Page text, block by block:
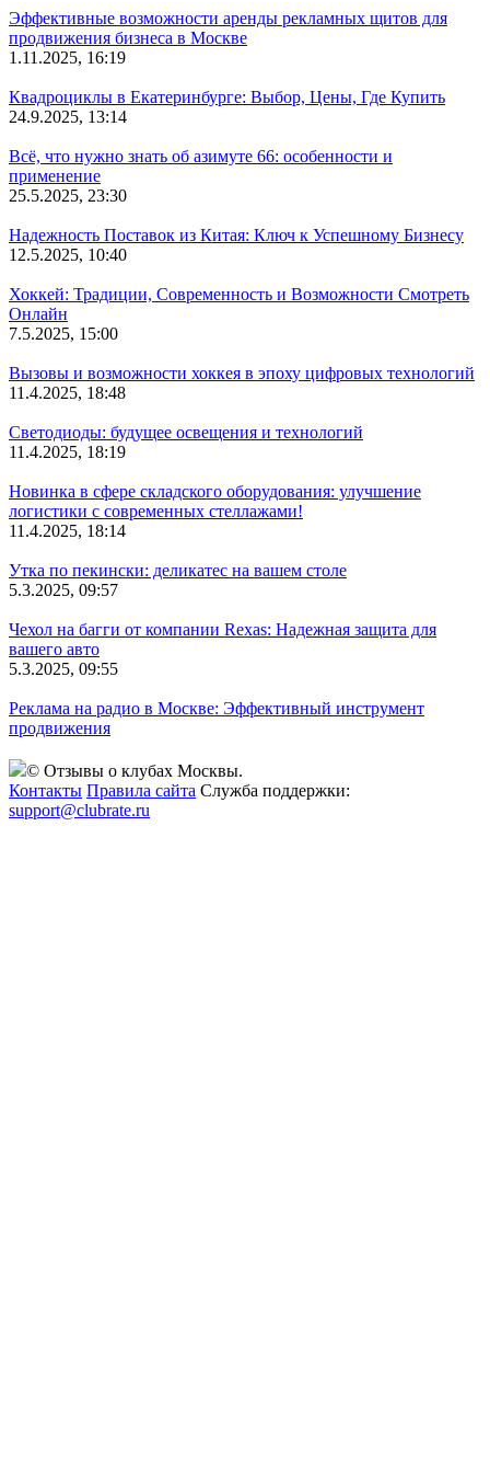
Эффективные возможности аренды рекламных щитов для
продвижения бизнеса в Москве
1.11.2025, 16:19
Квадроциклы в Екатеринбурге: Выбор, Цены, Где Купить
24.9.2025, 13:14
Всё, что нужно знать об азимуте 66: особенности и
применение
25.5.2025, 23:30
Надежность Поставок из Китая: Ключ к Успешному Бизнесу
12.5.2025, 10:40
Хоккей: Традиции, Современность и Возможности Смотреть
Онлайн
7.5.2025, 15:00
Вызовы и возможности хоккея в эпоху цифровых технологий
11.4.2025, 18:48
Светодиоды: будущее освещения и технологий
11.4.2025, 18:19
Новинка в сфере складского оборудования: улучшение
логистики с современных стеллажами!
11.4.2025, 18:14
Утка по пекински: деликатес на вашем столе
5.3.2025, 09:57
Чехол на багги от компании Rexas: Надежная защита для
вашего авто
5.3.2025, 09:55
Реклама на радио в Москве: Эффективный инструмент
продвижения
© Отзывы о клубах Москвы.
Контакты Правила сайта Служба поддержки:
support@clubrate.ru